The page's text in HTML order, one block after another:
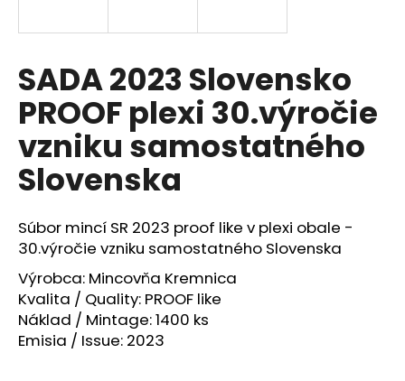
SADA 2023 Slovensko
PROOF plexi 30.výročie
vzniku samostatného
Slovenska
Súbor mincí SR 2023 proof like v plexi obale -
30.výročie vzniku samostatného Slovenska
Výrobca: Mincovňa Kremnica
Kvalita / Quality: PROOF like
Náklad / Mintage: 1400 ks
Emisia / Issue: 2023
s
ť
?
O
d
p
o